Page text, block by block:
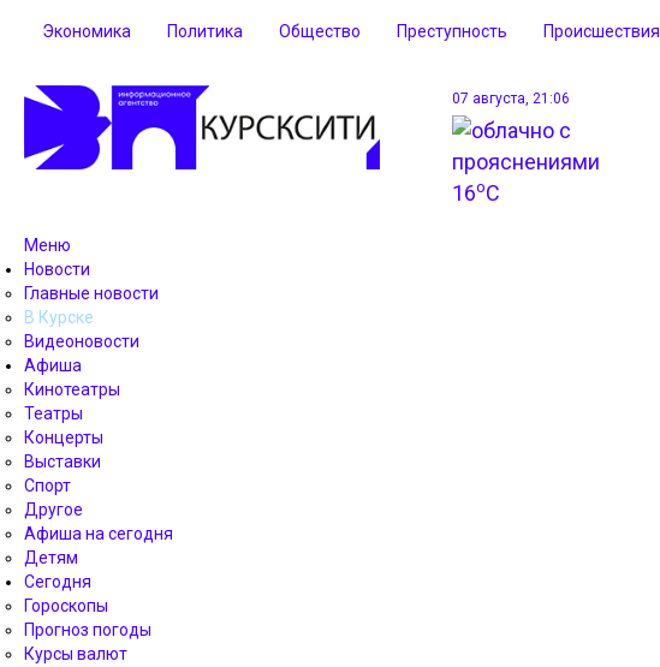
Экономика Политика Общество Преступность Происшествия
07 августа, 21:06
16oC
Меню
Новости
Главные новости
В Курске
Видеоновости
Афиша
Кинотеатры
Театры
Концерты
Выставки
Спорт
Другое
Афиша на сегодня
Детям
Сегодня
Гороскопы
Прогноз погоды
Курсы валют